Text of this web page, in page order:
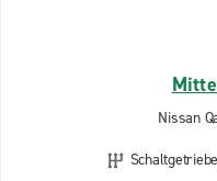
Nissan